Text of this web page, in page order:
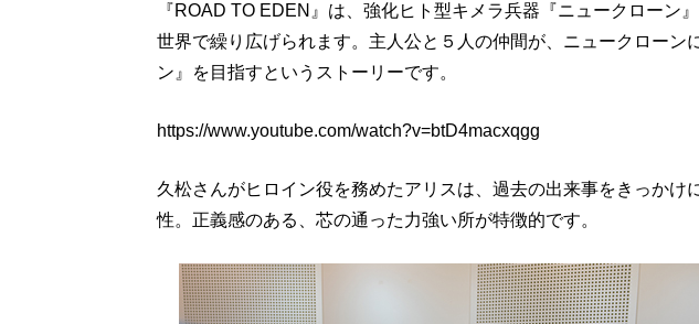
『ROAD TO EDEN』は、強化ヒト型キメラ兵器『ニュークローン
世界で繰り広げられます。主人公と５人の仲間が、ニュークローン
ン』を目指すというストーリーです。
https://www.youtube.com/watch?v=btD4macxqgg
久松さんがヒロイン役を務めたアリスは、過去の出来事をきっかけ
性。正義感のある、芯の通った力強い所が特徴的です。